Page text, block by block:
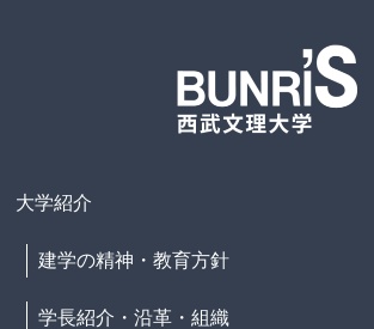
大学紹介
建学の精神・教育方針
学長紹介・沿革・組織